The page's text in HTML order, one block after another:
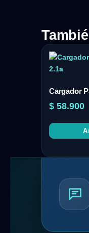
Cargador
$ 58.900